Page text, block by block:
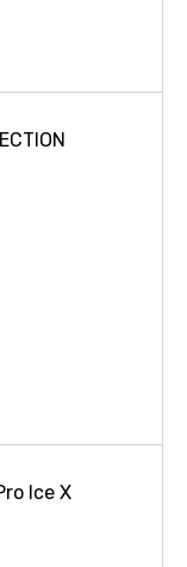
Ice X